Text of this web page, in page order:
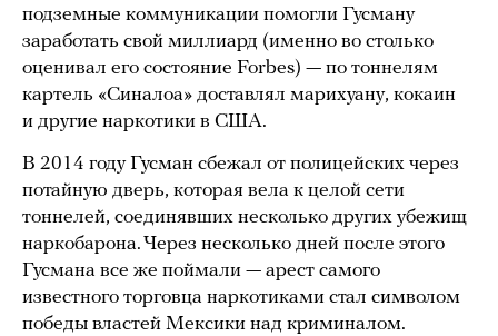
подземные коммуникации помогли Гусману
заработать свой миллиард (именно во столько
оценивал его состояние Forbes) — по тоннелям
картель «Синалоа» доставлял марихуану, кокаин
и другие наркотики в США.
В 2014 году Гусман сбежал от полицейских через
потайную дверь, которая вела к целой сети
тоннелей, соединявших несколько других убежищ
наркобарона. Через несколько дней после этого
Гусмана все же поймали — арест самого
известного торговца наркотиками стал символом
победы властей Мексики над криминалом.